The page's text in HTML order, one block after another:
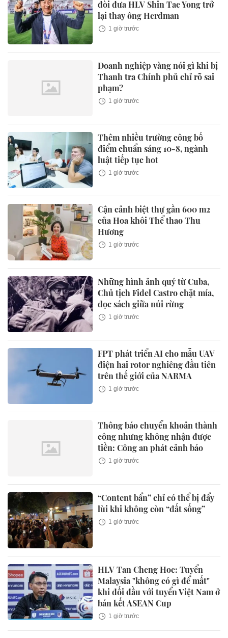
đòi đưa HLV Shin Tae Yong trở
lại thay ông Herdman
1 giờ trước
Doanh nghiệp vàng nói gì khi bị
Thanh tra Chính phủ chỉ rõ sai
phạm?
1 giờ trước
Thêm nhiều trường công bố
điểm chuẩn sáng 10-8, ngành
luật tiếp tục hot
1 giờ trước
Cận cảnh biệt thự gần 600 m2
của Hoa khôi Thể thao Thu
Hương
1 giờ trước
Những hình ảnh quý từ Cuba,
Chủ tịch Fidel Castro chặt mía,
đọc sách giữa núi rừng
1 giờ trước
FPT phát triển AI cho mẫu UAV
điện hai rotor nghiêng đầu tiên
trên thế giới của NARMA
1 giờ trước
Thông báo chuyển khoản thành
công nhưng không nhận được
tiền: Công an phát cảnh báo
1 giờ trước
“Content bẩn” chỉ có thể bị đẩy
lùi khi không còn “đất sống”
1 giờ trước
HLV Tan Cheng Hoe: Tuyển
Malaysia "không có gì để mất"
khi đối đầu với tuyển Việt Nam ở
bán kết ASEAN Cup
1 giờ trước